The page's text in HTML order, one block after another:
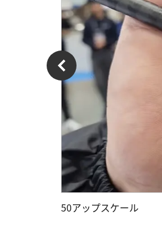
50アップスケール